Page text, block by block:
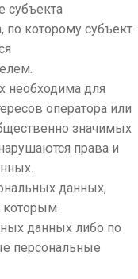
субъекта
по которому субъект
необходима для
оператора или
значимых
права и
данных,
которым
данных либо по
персональные